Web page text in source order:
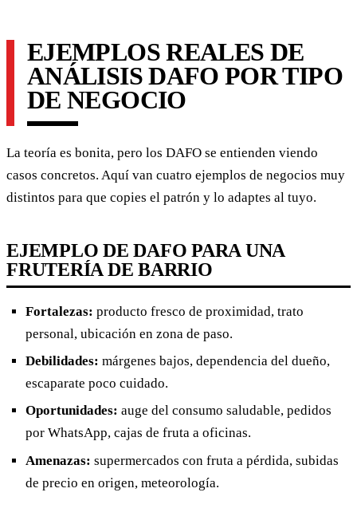
EJEMPLOS REALES DE
ANÁLISIS DAFO POR TIPO
DE NEGOCIO
La teoría es bonita, pero los DAFO se entienden viendo
casos concretos. Aquí van cuatro ejemplos de negocios muy
distintos para que copies el patrón y lo adaptes al tuyo.
EJEMPLO DE DAFO PARA UNA
FRUTERÍA DE BARRIO
Fortalezas: producto fresco de proximidad, trato
personal, ubicación en zona de paso.
Debilidades: márgenes bajos, dependencia del dueño,
escaparate poco cuidado.
Oportunidades: auge del consumo saludable, pedidos
por WhatsApp, cajas de fruta a oficinas.
Amenazas: supermercados con fruta a pérdida, subidas
de precio en origen, meteorología.